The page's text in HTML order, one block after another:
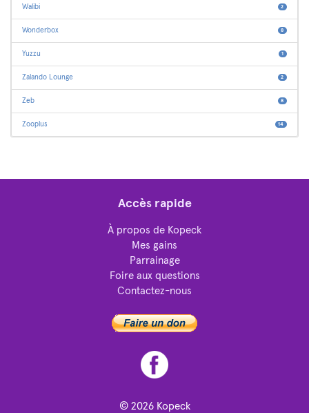
Walibi 2
Wonderbox 8
Yuzzu 1
Zalando Lounge 2
Zeb 8
Zooplus 14
Accès rapide
À propos de Kopeck
Mes gains
Parrainage
Foire aux questions
Contactez-nous
© 2026 Kopeck